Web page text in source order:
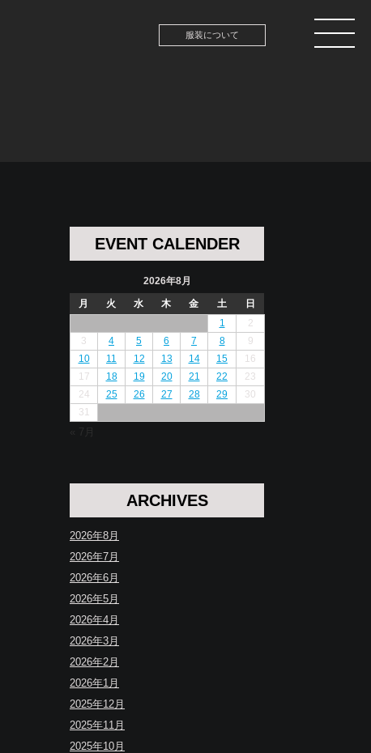
服装について
EVENT CALENDER
2026年8月
月
火 水 木 金 土
日
1
2
3
4 5 6 7 8
9
10
11 12 13 14 15
16
17
18 19 20 21 22
23
24
25 26 27 28 29
30
31
« 7月
ARCHIVES
2026年8月
2026年7月
2026年6月
2026年5月
2026年4月
2026年3月
2026年2月
2026年1月
2025年12月
2025年11月
2025年10月